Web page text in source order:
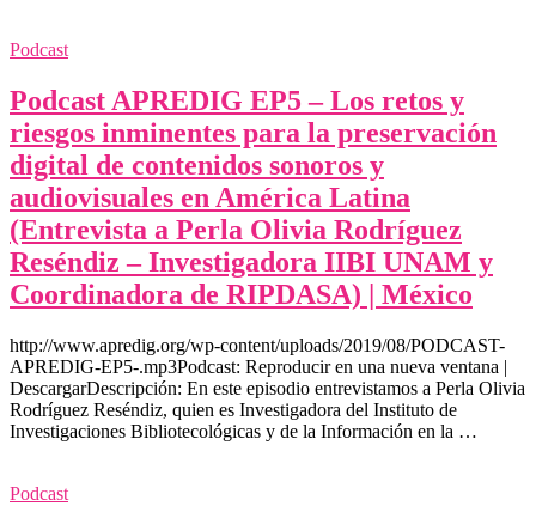
Podcast
Podcast APREDIG EP5 – Los retos y
riesgos inminentes para la preservación
digital de contenidos sonoros y
audiovisuales en América Latina
(Entrevista a Perla Olivia Rodríguez
Reséndiz – Investigadora IIBI UNAM y
Coordinadora de RIPDASA) | México
http://www.apredig.org/wp-content/uploads/2019/08/PODCAST-
APREDIG-EP5-.mp3Podcast: Reproducir en una nueva ventana |
DescargarDescripción: En este episodio entrevistamos a Perla Olivia
Rodríguez Reséndiz, quien es Investigadora del Instituto de
Investigaciones Bibliotecológicas y de la Información en la …
Podcast